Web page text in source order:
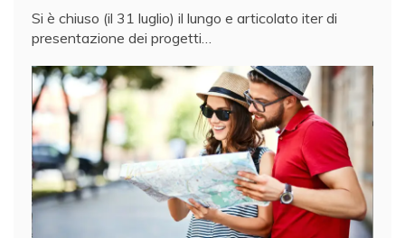
Si è chiuso (il 31 luglio) il lungo e articolato iter di
presentazione dei progetti…